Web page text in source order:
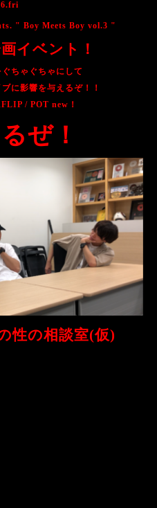
" Boy Meets Boy vol.3 "
イベント！
ちゃぐちゃにして
に影響を与えるぞ！！
/ POT new！
ぜ！
性の相談室(仮)